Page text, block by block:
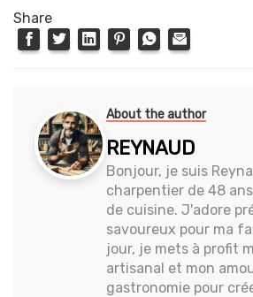
Share
About the author
REYNAUD
Bonjour, je suis
charpentier de 48
de cuisine. J'adore
savoureux pour ma
jour, je mets à profit
artisanal et mon
gastronomie pour